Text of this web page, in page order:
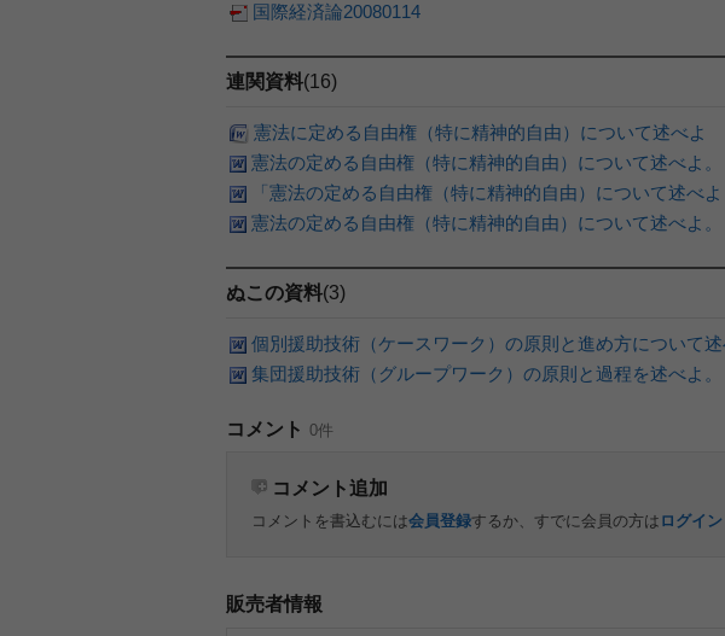
国際経済論20080114
連関資料(16)
憲法に定める自由権（特に精神的自由）について述べよ
憲法の定める自由権（特に精神的自由）について述べよ。
「憲法の定める自由権（特に精神的自由）について述べよ
憲法の定める自由権（特に精神的自由）について述べよ。
ぬこの資料(3)
個別援助技術（ケースワーク）の原則と進め方について述
集団援助技術（グループワーク）の原則と過程を述べよ。
コメント 0件
コメント追加
コメントを書込むには会員登録するか、すでに会員の方は ログイン
販売者情報